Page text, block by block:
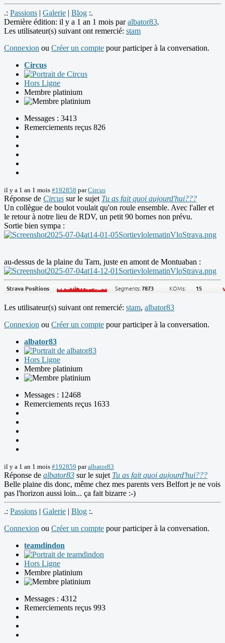
.: Passions | Galerie | Blog :.
Dernière édition: il y a 1 an 1 mois paralbator83.
Les utilisateur(s) suivant ont remercié: stam
Connexion ou Créer un compte pour participer à la conversation.
Circus
Hors Ligne
Membre platinium
Messages : 3413
Remerciements reçus 826
il y a 1 an 1 mois #192858 parCircus
Réponse de Circus sur le sujet Tu as fait quoi aujourd'hui???
Un collègue de boulot voulait qu'on roule ensemble. Avec l'aller et
le retour à notre lieu de RDV, un petit 90 bornes non prévu.
Sortie bien sympa :
au-dessus de la plaine du Tarn, juste en amont de Montuaban :
Les utilisateur(s) suivant ont remercié: stam, albator83
Connexion ou Créer un compte pour participer à la conversation.
albator83
Hors Ligne
Membre platinium
Messages : 12468
Remerciements reçus 1633
il y a 1 an 1 mois #192859 paralbator83
Réponse de albator83 sur le sujet Tu as fait quoi aujourd'hui???
Belle plaine dis donc, même chez mes parents vers Belfort je ne vois
pas l'horizon aussi loin... ça fait bizarre :-)
.: Passions | Galerie | Blog :.
Connexion ou Créer un compte pour participer à la conversation.
teamdindon
Hors Ligne
Membre platinium
Messages : 4312
Remerciements reçus 993